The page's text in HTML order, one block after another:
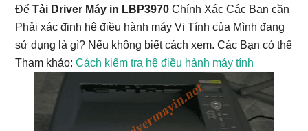
ĐểTải Driver Máy in LBP3970 Chính Xác Các Bạn cần
Phải xác định hệ điều hành máy Vi Tính của Mình đang
sử dụng là gì? Nếu không biết cách xem. Các Bạn có thể
Tham khảo:Cách kiểm tra hệ điều hành máy tính